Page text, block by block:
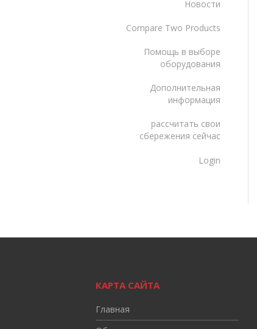
Новости
Compare Two Products
Помощь в выборе
оборудования
Дополнительная
информация
рассчитать свои
сбережения сейчас
Login
КАРТА САЙТА
Главная